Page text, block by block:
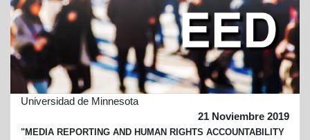
Universidad de Minnesota
21 Noviembre 2019
"MEDIA REPORTING AND HUMAN RIGHTS ACCOUNTABILITY